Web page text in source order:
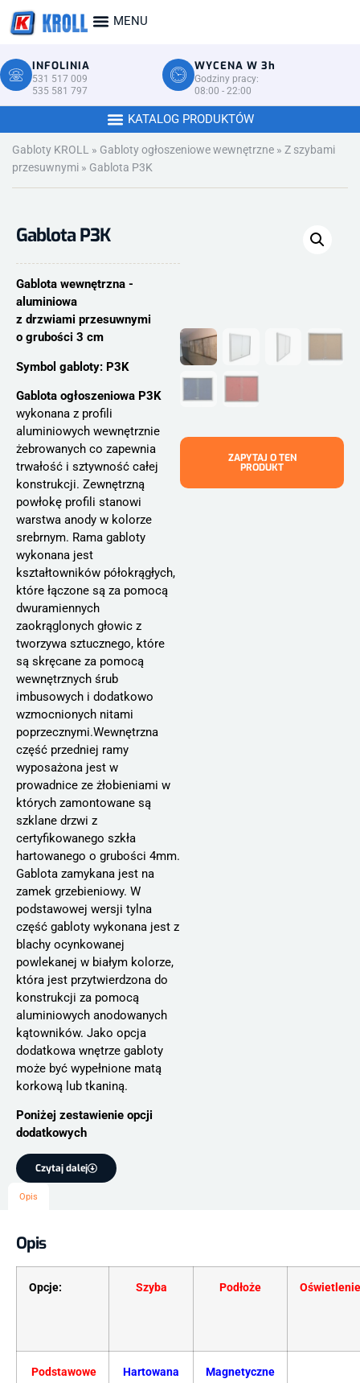
INFOLINIA
531 517 009
535 581 797
WYCENA W 3h
Godziny pracy:
08:00 - 22:00
Gabloty KROLL » Gabloty ogłoszeniowe wewnętrzne » Z szybami
przesuwnymi » Gablota P3K
ZAPYTAJ O TEN
PRODUKT
Gablota P3K
Gablota wewnętrzna -
aluminiowa
z drzwiami przesuwnymi
o grubości 3 cm
Symbol gabloty: P3K
Gablota ogłoszeniowa P3K
wykonana z profili
aluminiowych wewnętrznie
żebrowanych co zapewnia
trwałość i sztywność całej
konstrukcji. Zewnętrzną
powłokę profili stanowi
warstwa anody w kolorze
srebrnym. Rama gabloty
wykonana jest
kształtowników półokrągłych,
które łączone są za pomocą
dwuramiennych
zaokrąglonych głowic z
tworzywa sztucznego, które
są skręcane za pomocą
wewnętrznych śrub
imbusowych i dodatkowo
wzmocnionych nitami
poprzecznymi.Wewnętrzna
część przedniej ramy
wyposażona jest w
prowadnice ze żłobieniami w
których zamontowane są
szklane drzwi z
certyfikowanego szkła
hartowanego o grubości 4mm.
Gablota zamykana jest na
zamek grzebieniowy. W
podstawowej wersji tylna
część gabloty wykonana jest z
blachy ocynkowanej
powlekanej w białym kolorze,
która jest przytwierdzona do
konstrukcji za pomocą
aluminiowych anodowanych
kątowników. Jako opcja
dodatkowa wnętrze gabloty
może być wypełnione matą
korkową lub tkaniną.
Poniżej zestawienie opcji
dodatkowych
Czytaj dalej
Opis
Opis
Opcje: Szyba Podłoże Oświetlenie
Podstawowe Hartowana Magnetyczne